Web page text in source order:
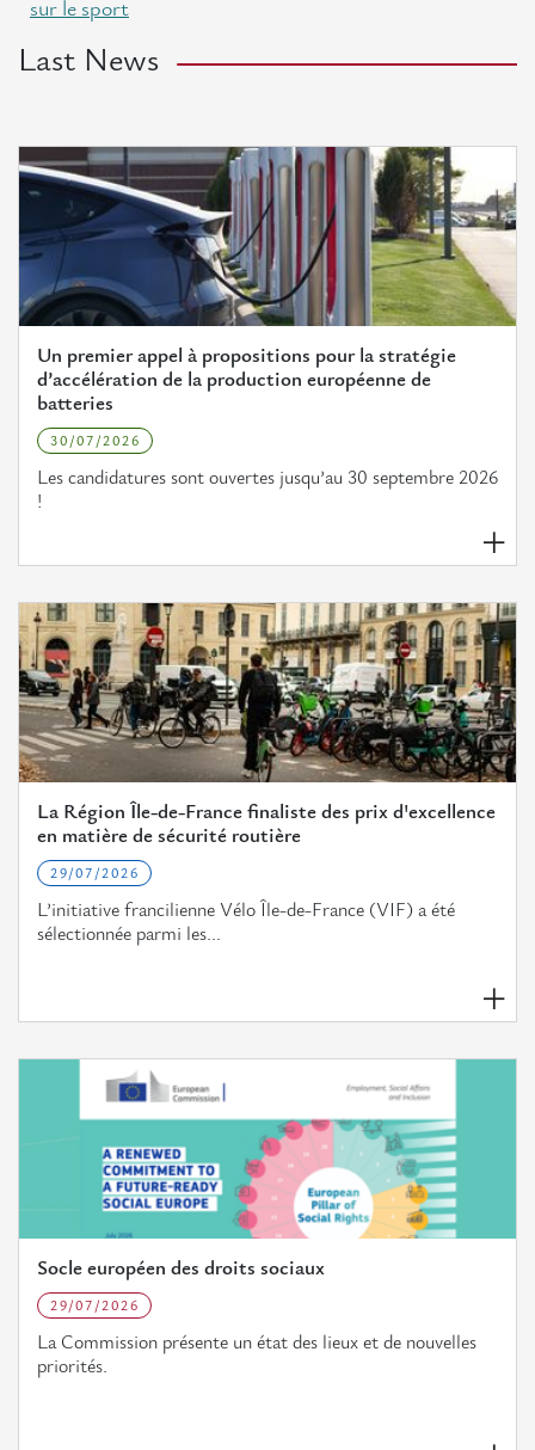
sur le sport
Last News
Un premier appel à propositions pour la stratégie
d’accélération de la production européenne de
batteries
30/07/2026
Les candidatures sont ouvertes jusqu’au 30 septembre 2026
!
La Région Île-de-France finaliste des prix d'excellence
en matière de sécurité routière
29/07/2026
L’initiative francilienne Vélo Île-de-France (VIF) a été
sélectionnée parmi les...
Socle européen des droits sociaux
29/07/2026
La Commission présente un état des lieux et de nouvelles
priorités.